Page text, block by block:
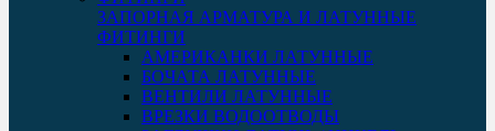
ЗАПОРНАЯ АРМАТУРА И ЛАТУННЫЕ
ФИТИНГИ
АМЕРИКАНКИ ЛАТУННЫЕ
БОЧАТА ЛАТУННЫЕ
ВЕНТИЛИ ЛАТУННЫЕ
ВРЕЗКИ ВОДООТВОДЫ